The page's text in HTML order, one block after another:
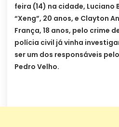
feira (14) na cidade, Luciano
“Xeng”, 20 anos, e Clayton
França, 18 anos, pelo crime
polícia civil já vinha
ser um dos responsáveis
Pedro Velho.